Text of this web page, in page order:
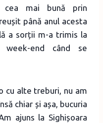
cea mai bună prin
până anul acesta
a sorții m-a trimis la
week-end când se
cu alte treburi, nu am
chiar și așa, bucuria
ajuns la Sighișoara